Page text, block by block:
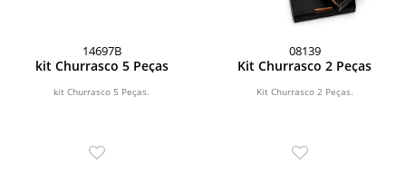
14697B
kit Churrasco 5 Peças
kit Churrasco 5 Peças.
08139
Kit Churrasco 2 Peças
Kit Churrasco 2 Peças.